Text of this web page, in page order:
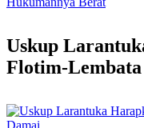
Uskup
Flotim-